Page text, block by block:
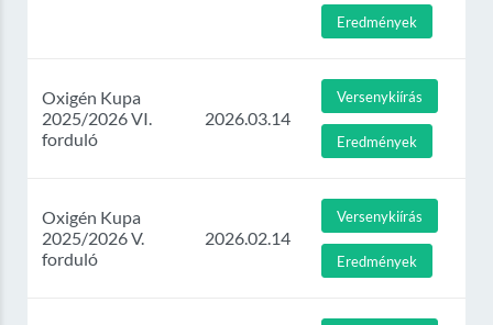
Eredmények
Oxigén Kupa
2025/2026 VI.
forduló
2026.03.14
Versenykiírás
Eredmények
Oxigén Kupa
2025/2026 V.
forduló
2026.02.14
Versenykiírás
Eredmények